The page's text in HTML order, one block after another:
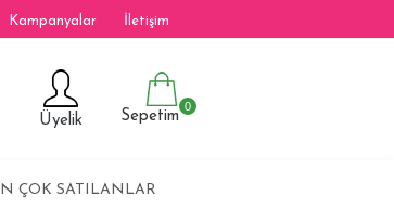
Kampanyalar İletişim
Üyelik Sepetim
0
ÇOK SATILANLAR